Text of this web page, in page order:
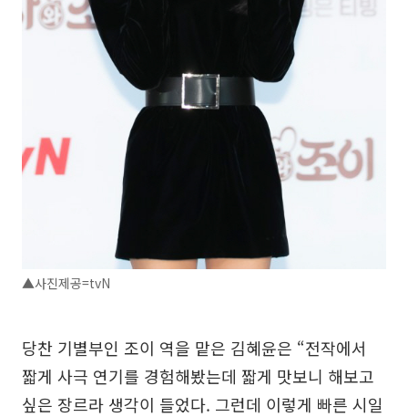
▲사진제공=tvN
당찬 기별부인 조이 역을 맡은 김혜윤은 “전작에서
짧게 사극 연기를 경험해봤는데 짧게 맛보니 해보고
싶은 장르라 생각이 들었다. 그런데 이렇게 빠른 시일